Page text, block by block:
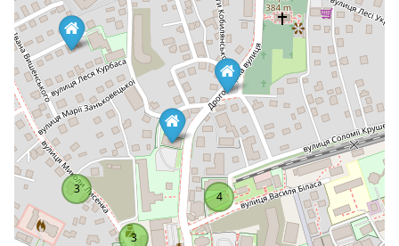
Номери з кондиціонером виходять на балкон, облаштовані
телевізором з супутниковими каналами, холодильником та
обідньою зоною з електричним чайником. Окрема ванна
кімната укомплектована феном, безкоштовними туалетно-
косметичним засобами і рушниками. У номерах
встановлено письмовий стіл.
3
4
3